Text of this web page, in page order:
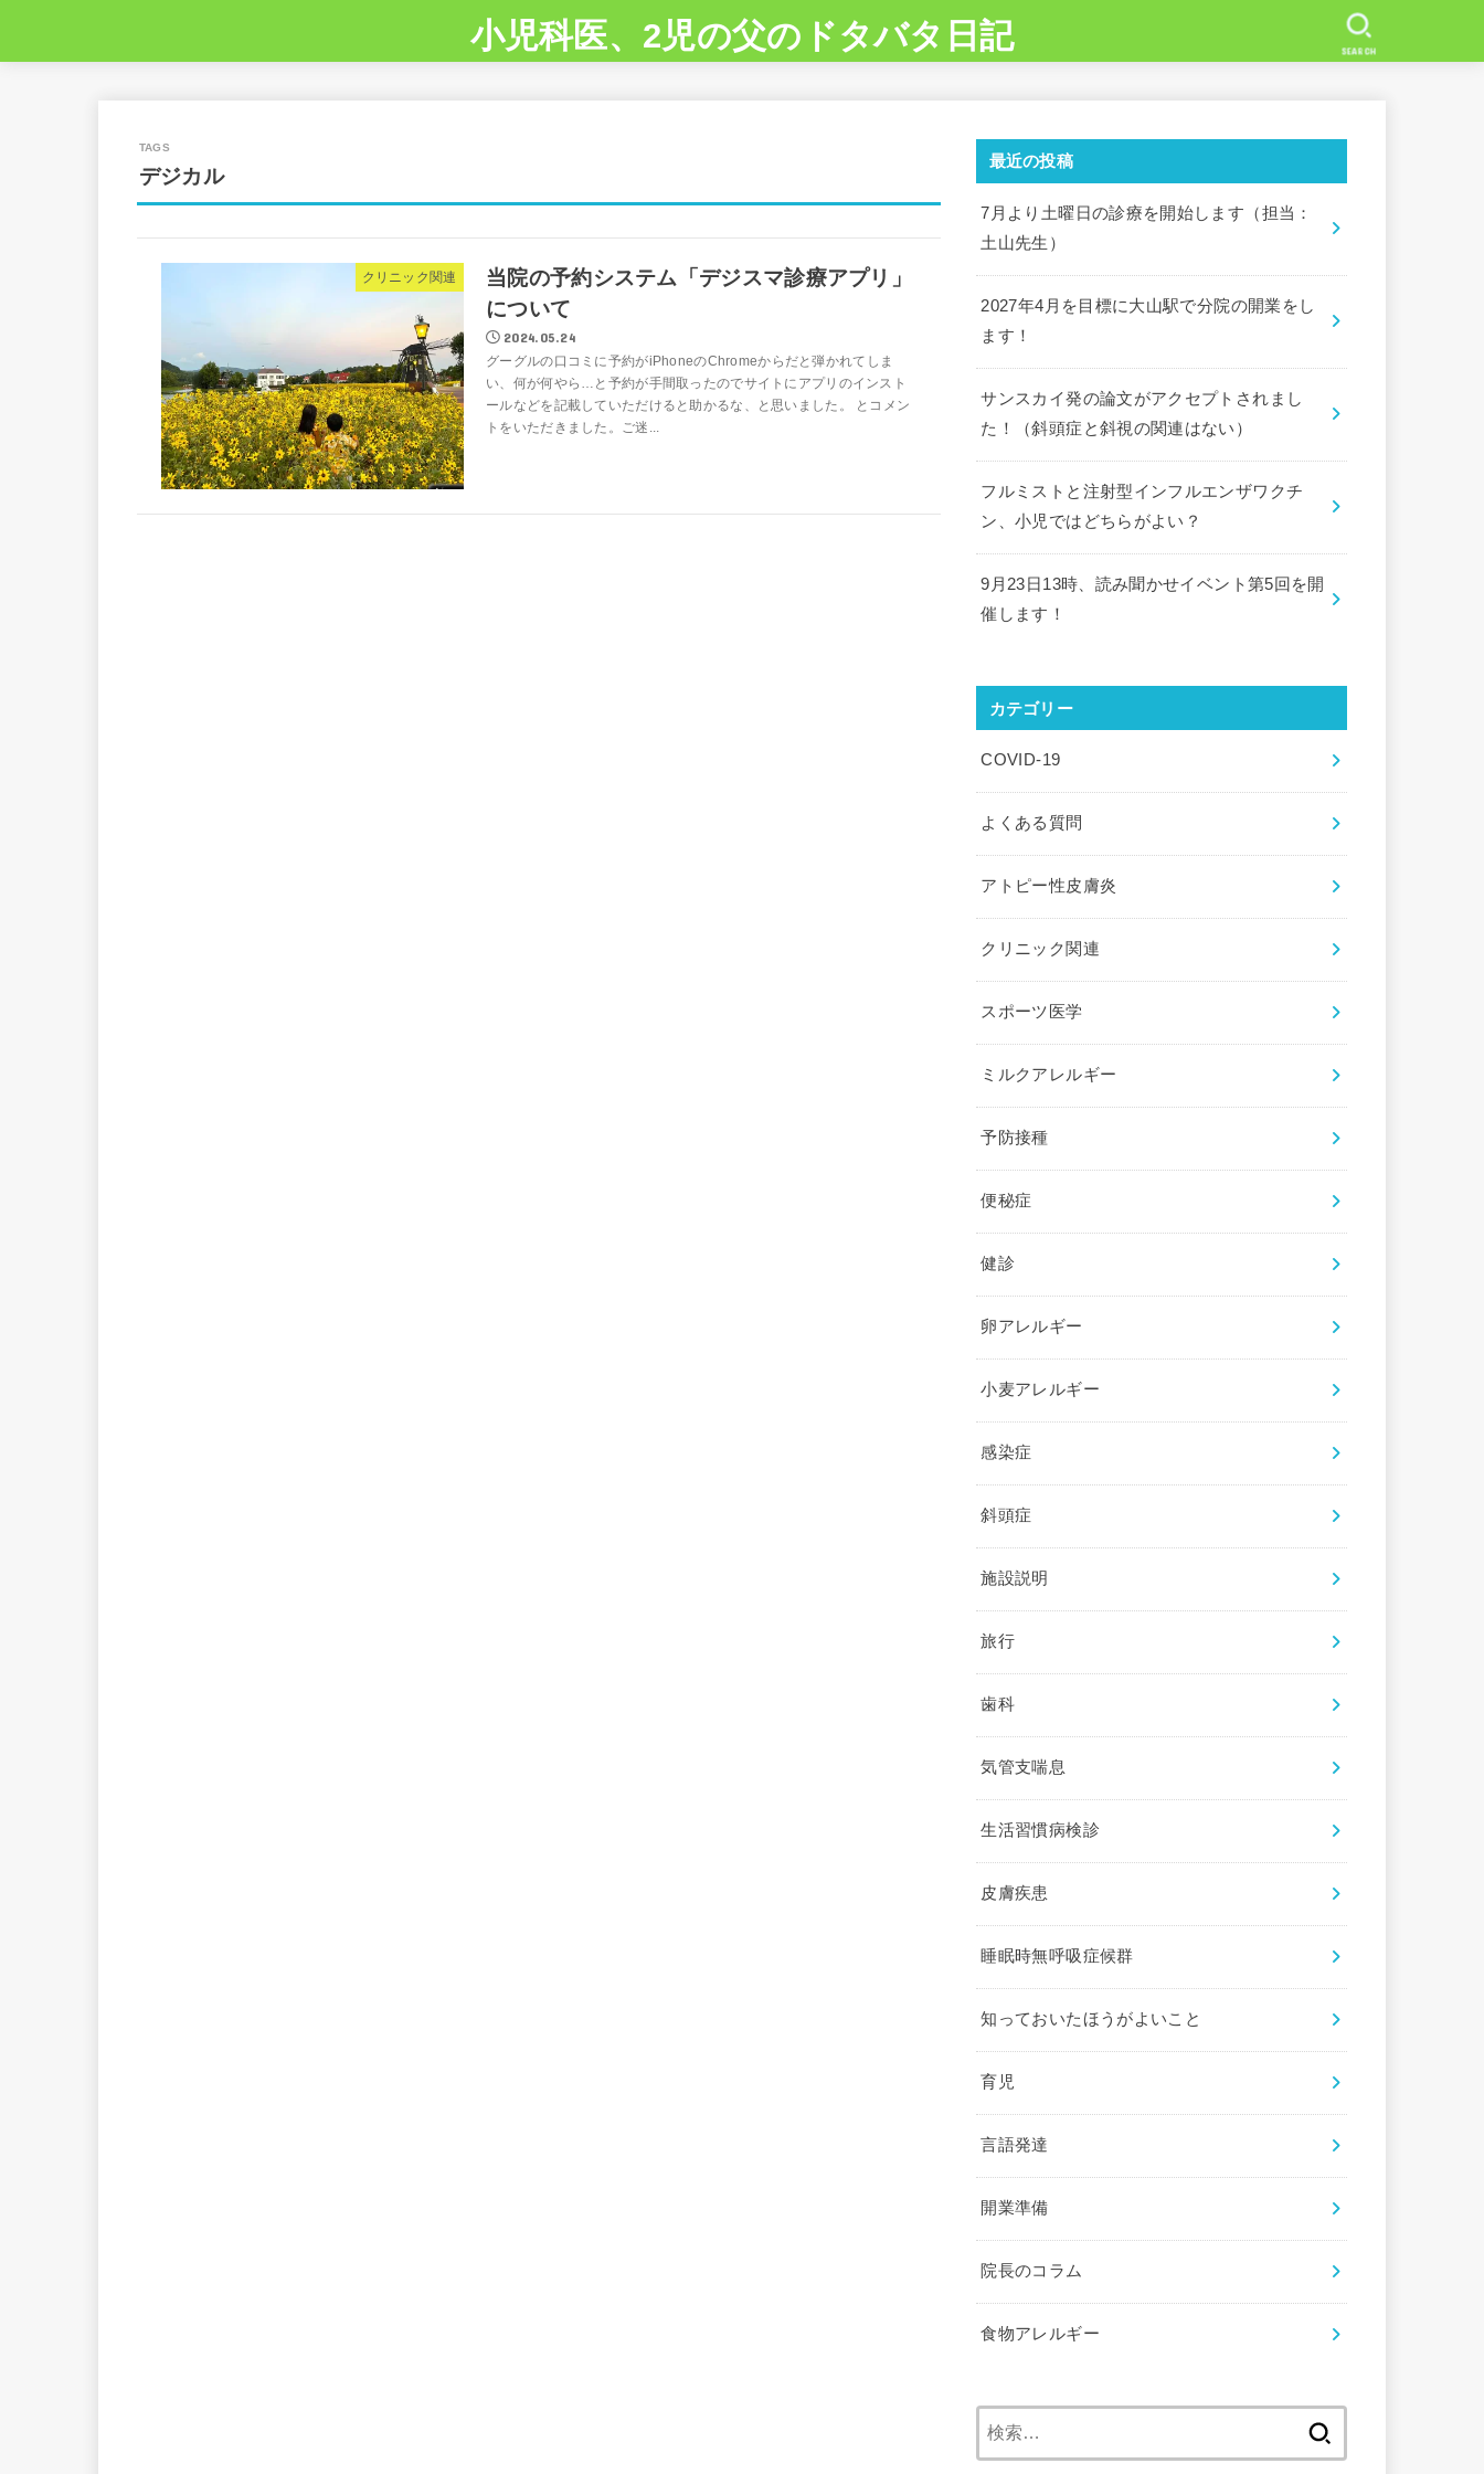
小児科医、2児の父のドタバタ日記 SEARCH
デジカル
クリニック関連
当院の予約システム「デジスマ診療アプリ」
について
2024.05.24
グーグルの口コミに予約がiPhoneのChromeからだと弾かれてしま
い、何が何やら…と予約が手間取ったのでサイトにアプリのインスト
ールなどを記載していただけると助かるな、と思いました。 とコメン
トをいただきました。ご迷...
最近の投稿
7月より土曜日の診療を開始します（担当：
土山先生）
2027年4月を目標に大山駅で分院の開業をし
ます！
サンスカイ発の論文がアクセプトされまし
た！（斜頭症と斜視の関連はない）
フルミストと注射型インフルエンザワクチ
ン、小児ではどちらがよい？
9月23日13時、読み聞かせイベント第5回を開
催します！
カテゴリー
COVID-19
よくある質問
アトピー性皮膚炎
クリニック関連
スポーツ医学
ミルクアレルギー
予防接種
便秘症
健診
卵アレルギー
小麦アレルギー
感染症
斜頭症
施設説明
旅行
歯科
気管支喘息
生活習慣病検診
皮膚疾患
睡眠時無呼吸症候群
知っておいたほうがよいこと
育児
言語発達
開業準備
院長のコラム
食物アレルギー